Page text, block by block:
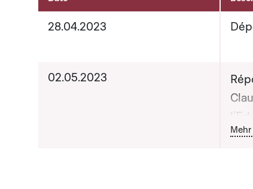
Activités sur le dossier
28.04.2023
02.05.2023